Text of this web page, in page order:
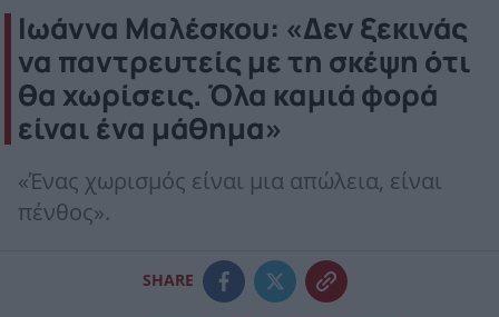
Ιωάννα Μαλέσκου: «Δεν ξεκινάς
να παντρευτείς με τη σκέψη ότι
θα χωρίσεις. Όλα καμιά φορά
είναι ένα μάθημα»
«Ένας χωρισμός είναι μια απώλεια, είναι
πένθος».
SHARE